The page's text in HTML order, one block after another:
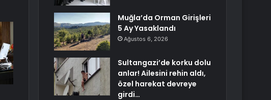
Muğla’da Orman Girişleri
5 Ay Yasaklandı
Ağustos 6, 2026
Sultangazi’de korku dolu
anlar! Ailesini rehin aldı,
özel harekat devreye
girdi…